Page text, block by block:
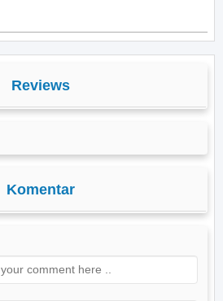
Reviews
Komentar